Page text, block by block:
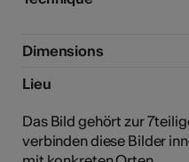
Dimensions
Lieu
Das Bild gehört zur
verbinden diese Bilder